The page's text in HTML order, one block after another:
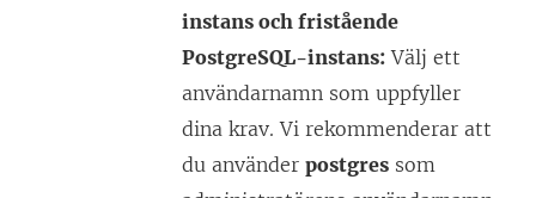
instans och fristående
PostgreSQL-instans: Välj ett
användarnamn som uppfyller
dina krav. Vi rekommenderar att
du använder postgres som